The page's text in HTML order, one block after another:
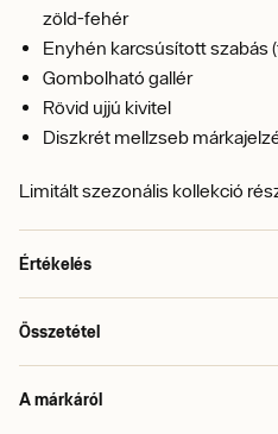
zöld-fehér
Enyhén karcsúsított szabás
Gombolható gallér
Rövid ujjú kivitel
Diszkrét mellzseb
Limitált szezonális kollekció
Értékelés
Összetétel
A márkáról